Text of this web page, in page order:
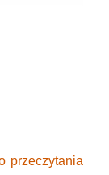
przeczytania